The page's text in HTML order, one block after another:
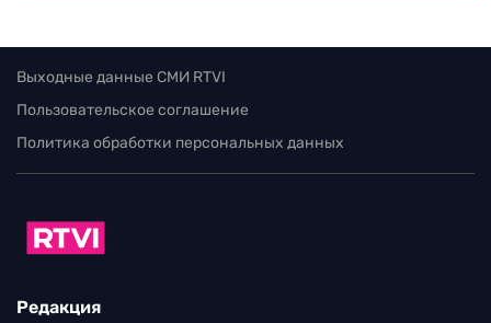
Выходные данные СМИ RTVI
Пользовательское соглашение
Политика обработки персональных данных
Редакция